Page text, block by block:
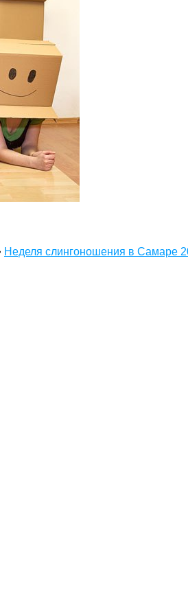
Неделя слингоношения в Самаре